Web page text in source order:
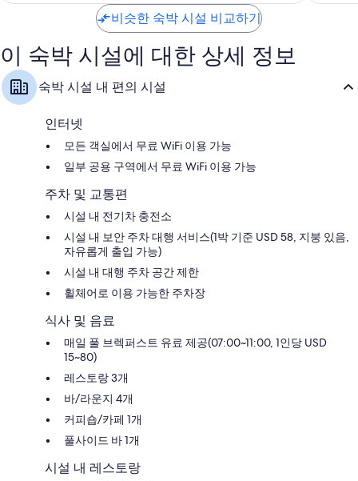
운
고
이
용
후
기
988
운
우
비슷한 숙박 시설 비교하기
이 숙박 시설에 대한 상세 정보
숙박 시설 내 편의 시설
인터넷
모든 객실에서 무료 WiFi 이용 가능
일부 공용 구역에서 무료 WiFi 이용 가능
주차 및 교통편
시설 내 전기차 충전소
시설 내 보안 주차 대행 서비스(1박 기준 USD 58, 지붕 있음,
자유롭게 출입 가능)
시설 내 대행 주차 공간 제한
휠체어로 이용 가능한 주차장
식사 및 음료
매일 풀 브렉퍼스트 유료 제공(07:00~11:00, 1인당 USD
15~80)
레스토랑 3개
바/라운지 4개
커피숍/카페 1개
풀사이드 바 1개
시설 내 레스토랑